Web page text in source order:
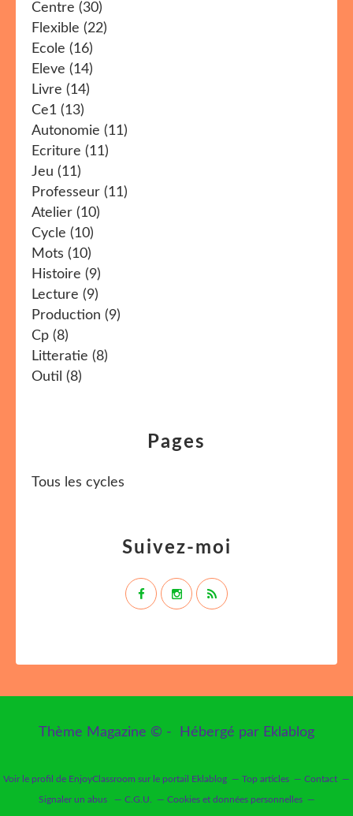
Centre (30)
Flexible (22)
Ecole (16)
Eleve (14)
Livre (14)
Ce1 (13)
Autonomie (11)
Ecriture (11)
Jeu (11)
Professeur (11)
Atelier (10)
Cycle (10)
Mots (10)
Histoire (9)
Lecture (9)
Production (9)
Cp (8)
Litteratie (8)
Outil (8)
Pages
Tous les cycles
Suivez-moi
Thème Magazine © - Hébergé par Eklablog
Voir le profil de EnjoyClassroom sur le portail Eklablog Top articles Contact
Signaler un abus C.G.U. Cookies et données personnelles